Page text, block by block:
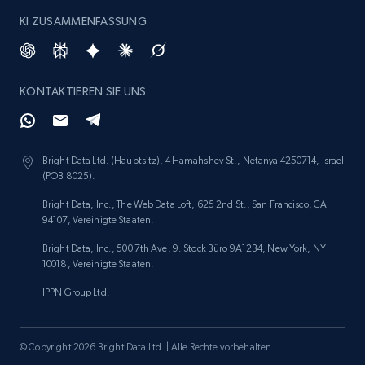
Amazon products search
Asin, URL, Name, Sponsored, Initial price, Final
Target
URL, Product id, Title, Product description,
Rating, Reviews count, Initial price, Discount,
and more.
KI ZUSAMMENFASSUNG
KONTAKTIEREN SIE UNS
Bright Data Ltd. (Hauptsitz), 4 Hamahshev St., Netanya 4250714, Israel
(POB 8025).
Bright Data, Inc., The Web Data Loft, 625 2nd St., San Francisco, CA
94107, Vereinigte Staaten.
Bright Data, Inc., 500 7th Ave, 9. Stock Büro 9A1234, New York, NY
10018, Vereinigte Staaten.
IPPN Group Ltd.
© Copyright 2026 Bright Data Ltd. | Alle Rechte vorbehalten